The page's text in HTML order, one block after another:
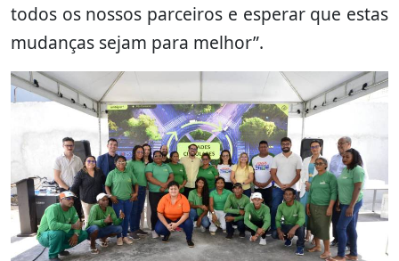
todos os nossos parceiros e esperar que estas
mudanças sejam para melhor”.